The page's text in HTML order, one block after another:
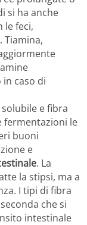
si ha anche
le feci,
in caso di
e fibra
fermentazioni le
buoni
e
. La
la stipsi, ma a
I tipi di fibra
che si
intestinale